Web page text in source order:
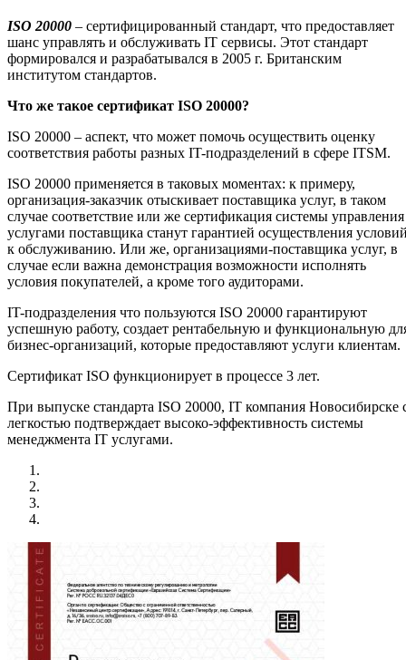
ISO 20000 – сертифицированный стандарт, что предоставляет
шанс управлять и обслуживать IT сервисы. Этот стандарт
формировался и разрабатывался в 2005 г. Британским
институтом стандартов.
Что же такое сертификат ISO 20000?
ISO 20000 – аспект, что может помочь осуществить оценку
соответствия работы разных IT-подразделений в сфере ITSM.
ISO 20000 применяется в таковых моментах: к примеру,
организация-заказчик отыскивает поставщика услуг, в таком
случае соответствие или же сертификация системы управления
услугами поставщика станут гарантией осуществления
к обслуживанию. Или же, организациями-поставщика услуг, в
случае если важна демонстрация возможности исполнять
условия покупателей, а кроме того аудиторами.
IT-подразделения что пользуются ISO 20000 гарантируют
успешную работу, создает рентабельную и функциональную
бизнес-организаций, которые предоставляют услуги клиентам.
Сертификат ISO функционирует в процессе 3 лет.
При выпуске стандарта ISO 20000, IT компания Новосибирске
легкостью подтверждает высоко-эффективность системы
менеджмента IT услугами.